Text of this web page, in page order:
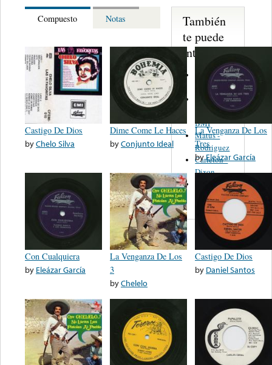
Compuesto Notas
Castigo De Dios
byChelo Silva
Dime Come Le Haces
byConjunto Ideal
La Venganza De Los
Tres
byEleázar García
Con Cualquiera
by Eleázar García
La Venganza De Los
3
byChelelo
Castigo De Dios
by Daniel Santos
También
te puede
interesar...
Martinez,
Felipe
Performance
Music Co.
BMI
Matus -
Rodriguez
Carleton -
Dixon
Abreu -
Oliverira